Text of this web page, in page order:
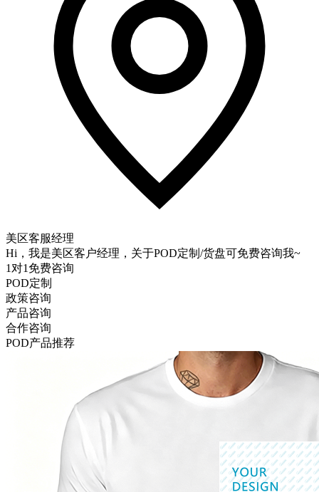
美区客服经理
Hi，我是美区客户经理，关于POD定制/货盘可免费咨询我~
1对1免费咨询
POD定制
政策咨询
产品咨询
合作咨询
POD产品推荐